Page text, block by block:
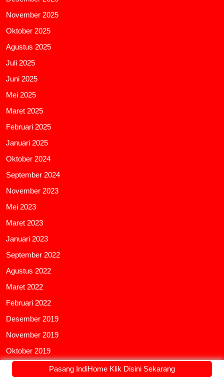
November 2025
Oktober 2025
Agustus 2025
Juli 2025
Juni 2025
Mei 2025
Maret 2025
Februari 2025
Januari 2025
Oktober 2024
September 2024
November 2023
Mei 2023
Maret 2023
Januari 2023
September 2022
Agustus 2022
Maret 2022
Februari 2022
Desember 2019
November 2019
Oktober 2019
Agustus 2019Pasang IndiHome Klik Disini Sekarang